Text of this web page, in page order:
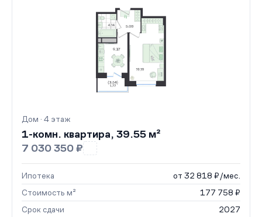
Дом · 4 этаж
1-комн. квартира, 39.55 м²
7 030 350 ₽
Ипотека
от 32 818 ₽/мес.
Стоимость м²
177 758 ₽
Срок сдачи
2027